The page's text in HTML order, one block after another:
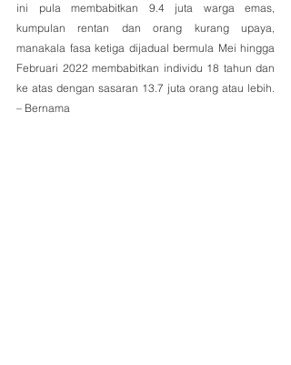
ini pula membabitkan 9.4 juta warga emas,
kumpulan rentan dan orang kurang upaya,
manakala fasa ketiga dijadual bermula Mei hingga
Februari 2022 membabitkan individu 18 tahun dan
ke atas dengan sasaran 13.7 juta orang atau lebih.
– Bernama